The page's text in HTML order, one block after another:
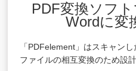
PDF変換ソフ
Wordに変
「PDFelement」はスキャン
ファイルの相互変換のため設